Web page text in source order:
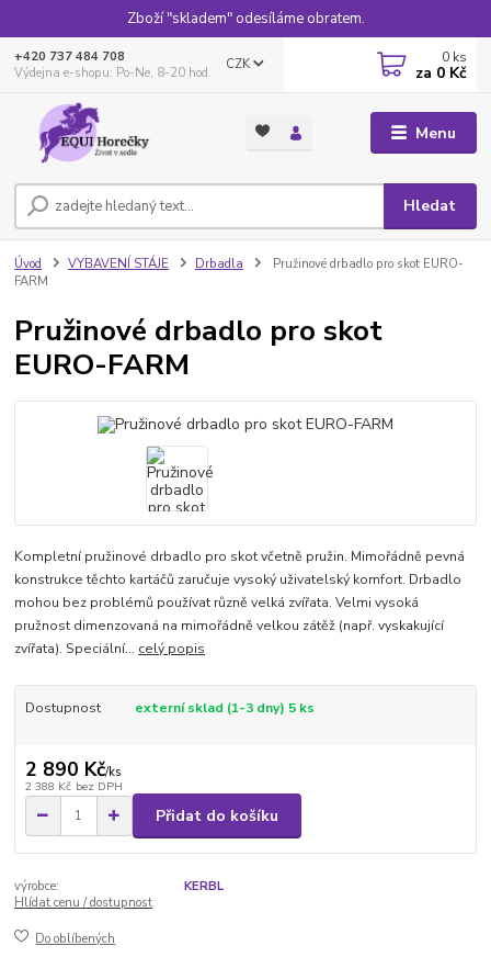
Zboží "skladem" odesíláme obratem.
Menu
CZK
Hledat
+420 737 484 708
Výdejna e-shopu: Po-Ne, 8-20 hod.
0 ks
za 0 Kč
Úvod VYBAVENÍ STÁJE Drbadla
Pružinové drbadlo pro skot EURO-
FARM
Pružinové drbadlo pro skot
EURO-FARM
Kompletní pružinové drbadlo pro skot včetně pružin. Mimořádně pevná
konstrukce těchto kartáčů zaručuje vysoký uživatelský komfort. Drbadlo
mohou bez problémů používat různě velká zvířata. Velmi vysoká
pružnost dimenzovaná na mimořádně velkou zátěž (např. vyskakující
zvířata). Speciální... celý popis
Dostupnost externí sklad (1-3 dny) 5 ks
2 890 Kč/ks
2 388 Kč bez DPH
Přidat do košíku
výrobce:
KERBL
Hlídat cenu / dostupnost
Do oblíbených